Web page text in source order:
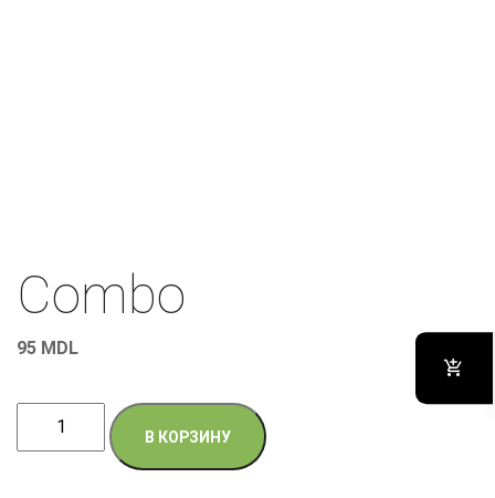
Combo
95 MDL
Количество
товара
В КОРЗИНУ